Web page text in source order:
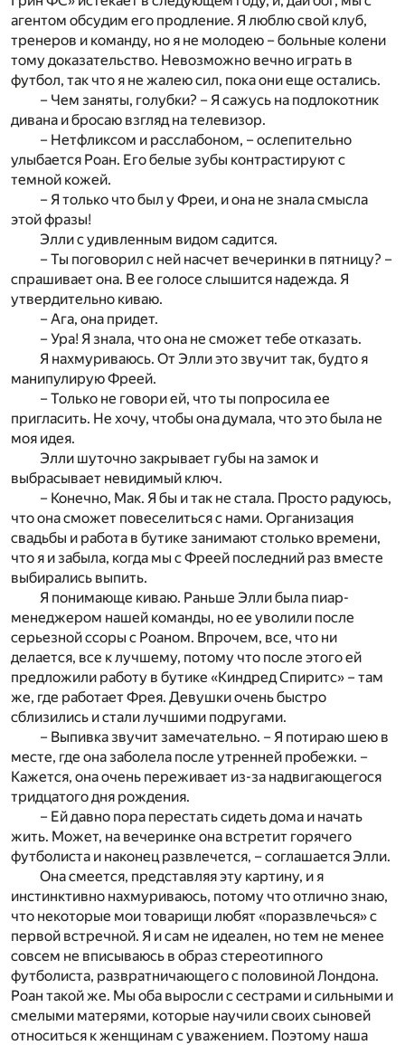
агентом обсудим его продление. Я люблю свой клуб,
тренеров и команду, но я не молодею – больные колени
тому доказательство. Невозможно вечно играть в
футбол, так что я не жалею сил, пока они еще остались.
– Чем заняты, голубки? – Я сажусь на подлокотник
дивана и бросаю взгляд на телевизор.
– Нетфликсом и расслабоном, – ослепительно
улыбается Роан. Его белые зубы контрастируют с
темной кожей.
– Я только что был у Фреи, и она не знала смысла
этой фразы!
Элли с удивленным видом садится.
– Ты поговорил с ней насчет вечеринки в пятницу? –
спрашивает она. В ее голосе слышится надежда. Я
утвердительно киваю.
– Ага, она придет.
– Ура! Я знала, что она не сможет тебе отказать.
Я нахмуриваюсь. От Элли это звучит так, будто я
манипулирую Фреей.
– Только не говори ей, что ты попросила ее
пригласить. Не хочу, чтобы она думала, что это была не
моя идея.
Элли шуточно закрывает губы на замок и
выбрасывает невидимый ключ.
– Конечно, Мак. Я бы и так не стала. Просто радуюсь,
что она сможет повеселиться с нами. Организация
свадьбы и работа в бутике занимают столько времени,
что я и забыла, когда мы с Фреей последний раз вместе
выбирались выпить.
Я понимающе киваю. Раньше Элли была пиар-
менеджером нашей команды, но ее уволили после
серьезной ссоры с Роаном. Впрочем, все, что ни
делается, все к лучшему, потому что после этого ей
предложили работу в бутике «Киндред Спиритс» – там
же, где работает Фрея. Девушки очень быстро
сблизились и стали лучшими подругами.
– Выпивка звучит замечательно. – Я потираю шею в
месте, где она заболела после утренней пробежки. –
Кажется, она очень переживает из-за надвигающегося
тридцатого дня рождения.
– Ей давно пора перестать сидеть дома и начать
жить. Может, на вечеринке она встретит горячего
футболиста и наконец развлечется, – соглашается Элли.
Она смеется, представляя эту картину, и я
инстинктивно нахмуриваюсь, потому что отлично знаю,
что некоторые мои товарищи любят «поразвлечься» с
первой встречной. Я и сам не идеален, но тем не менее
совсем не вписываюсь в образ стереотипного
футболиста, развратничающего с половиной Лондона.
Роан такой же. Мы оба выросли с сестрами и сильными и
смелыми матерями, которые научили своих сыновей
относиться к женщинам с уважением. Поэтому наша